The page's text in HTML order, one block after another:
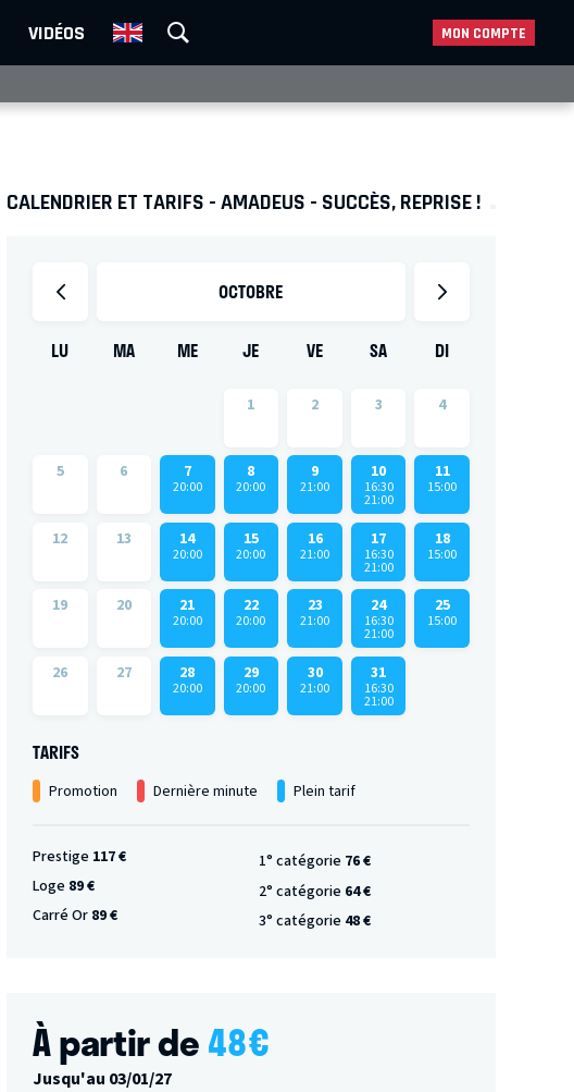
VIDÉOS MON COMPTE
CALENDRIER ET TARIFS - AMADEUS - SUCCÈS, REPRISE !
OCTOBRE
LU MA ME JE VE SA DI
1 2 3 4
5 6 7
20:00
8
20:00
9
21:00
10
16:30
21:00
11
15:00
12 13 14
20:00
15
20:00
16
21:00
17
16:30
21:00
18
15:00
19 20 21
20:00
22
20:00
23
21:00
24
16:30
21:00
25
15:00
26 27 28
20:00
29
20:00
30
21:00
31
16:30
21:00
TARIFS
Promotion Dernière minute Plein tarif
Prestige 117 €
Loge 89 €
Carré Or 89 €
1° catégorie 76 €
2° catégorie 64 €
3° catégorie 48 €
À partir de48€
Jusqu'au 03/01/27